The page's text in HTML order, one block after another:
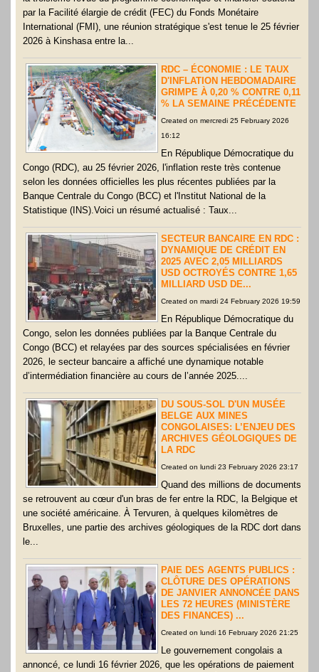
par la Facilité élargie de crédit (FEC) du Fonds Monétaire
International (FMI), une réunion stratégique s'est tenue le 25 février
2026 à Kinshasa entre la...
RDC – ÉCONOMIE : LE TAUX
D'INFLATION HEBDOMADAIRE
GRIMPE À 0,20 % CONTRE 0,11
% LA SEMAINE PRÉCÉDENTE
Created on mercredi 25 February 2026
16:12
En République Démocratique du
Congo (RDC), au 25 février 2026, l'inflation reste très contenue
selon les données officielles les plus récentes publiées par la
Banque Centrale du Congo (BCC) et l'Institut National de la
Statistique (INS).Voici un résumé actualisé : Taux...
SECTEUR BANCAIRE EN RDC :
DYNAMIQUE DE CRÉDIT EN
2025 AVEC 2,05 MILLIARDS
USD OCTROYÉS CONTRE 1,65
MILLIARD USD DE...
Created on mardi 24 February 2026 19:59
En République Démocratique du
Congo, selon les données publiées par la Banque Centrale du
Congo (BCC) et relayées par des sources spécialisées en février
2026, le secteur bancaire a affiché une dynamique notable
d’intermédiation financière au cours de l’année 2025....
DU SOUS-SOL D'UN MUSÉE
BELGE AUX MINES
CONGOLAISES: L’ENJEU DES
ARCHIVES GÉOLOGIQUES DE
LA RDC
Created on lundi 23 February 2026 23:17
Quand des millions de documents
se retrouvent au cœur d'un bras de fer entre la RDC, la Belgique et
une société américaine. À Tervuren, à quelques kilomètres de
Bruxelles, une partie des archives géologiques de la RDC dort dans
le...
PAIE DES AGENTS PUBLICS :
CLÔTURE DES OPÉRATIONS
DE JANVIER ANNONCÉE DANS
LES 72 HEURES (MINISTÈRE
DES FINANCES) ...
Created on lundi 16 February 2026 21:25
Le gouvernement congolais a
annoncé, ce lundi 16 février 2026, que les opérations de paiement